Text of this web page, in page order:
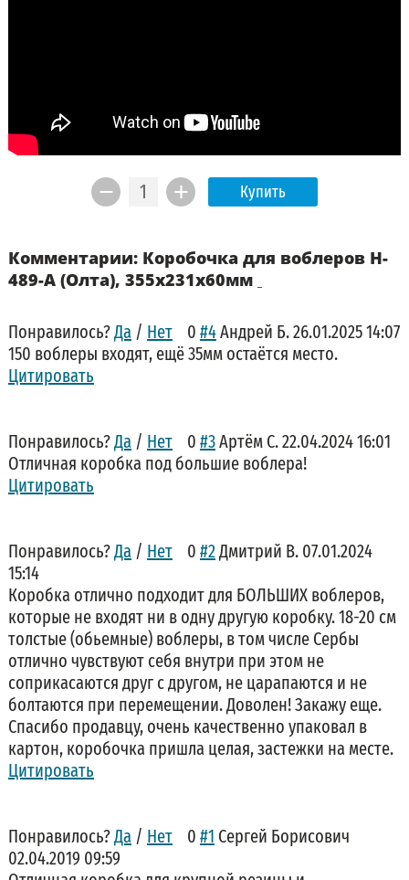
Купить
Комментарии: Коробочка для воблеров H-
489-A (Олта), 355x231x60мм
Понравилось?Да / Нет 0 #4Андрей Б.26.01.2025 14:07
150 воблеры входят, ещё 35мм остаётся место.
Цитировать
Понравилось?Да / Нет 0 #3Артём С.22.04.2024 16:01
Отличная коробка под большие воблера!
Цитировать
Понравилось?Да / Нет 0 #2Дмитрий В. 07.01.2024
15:14
Коробка отлично подходит для БОЛЬШИХ воблеров,
которые не входят ни в одну другую коробку. 18-20 см
толстые (обьемные) воблеры, в том числе Сербы
отлично чувствуют себя внутри при этом не
соприкасаются друг с другом, не царапаются и не
болтаются при перемещении. Доволен! Закажу еще.
Спасибо продавцу, очень качественно упаковал в
картон, коробочка пришла целая, застежки на месте.
Цитировать
Понравилось?Да / Нет 0 #1 Сергей Борисович
02.04.2019 09:59